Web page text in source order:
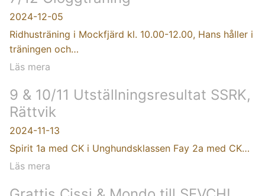
2024-12-05
Ridhusträning i Mockfjärd kl. 10.00-12.00, Hans håller i
träningen och…
Läs mera
9 & 10/11 Utställningsresultat SSRK,
Rättvik
2024-11-13
Spirit 1a med CK i Unghundsklassen Fay 2a med CK…
Läs mera